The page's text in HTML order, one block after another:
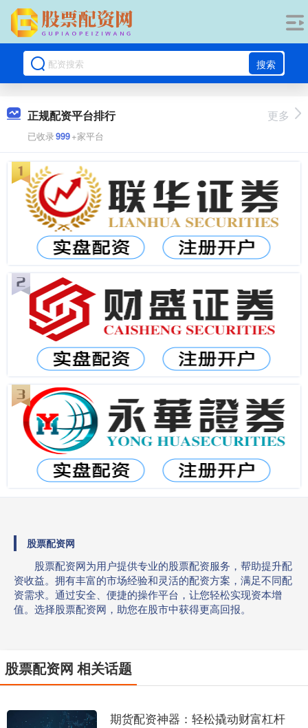
搜索
正规配资平台排行
已收录999+家平台
更多
股票配资网
股票配资网为用户提供专业的股票配资服务，帮助提升配
资收益。拥有丰富的市场经验和灵活的配资方案，满足不同配
资需求。通过安全、便捷的操作平台，让您轻松实现资本增
值。选择股票配资网，助您在股市中获得更高回报。
股票配资网 相关话题
期货配资神器：轻松撬动财富杠杆